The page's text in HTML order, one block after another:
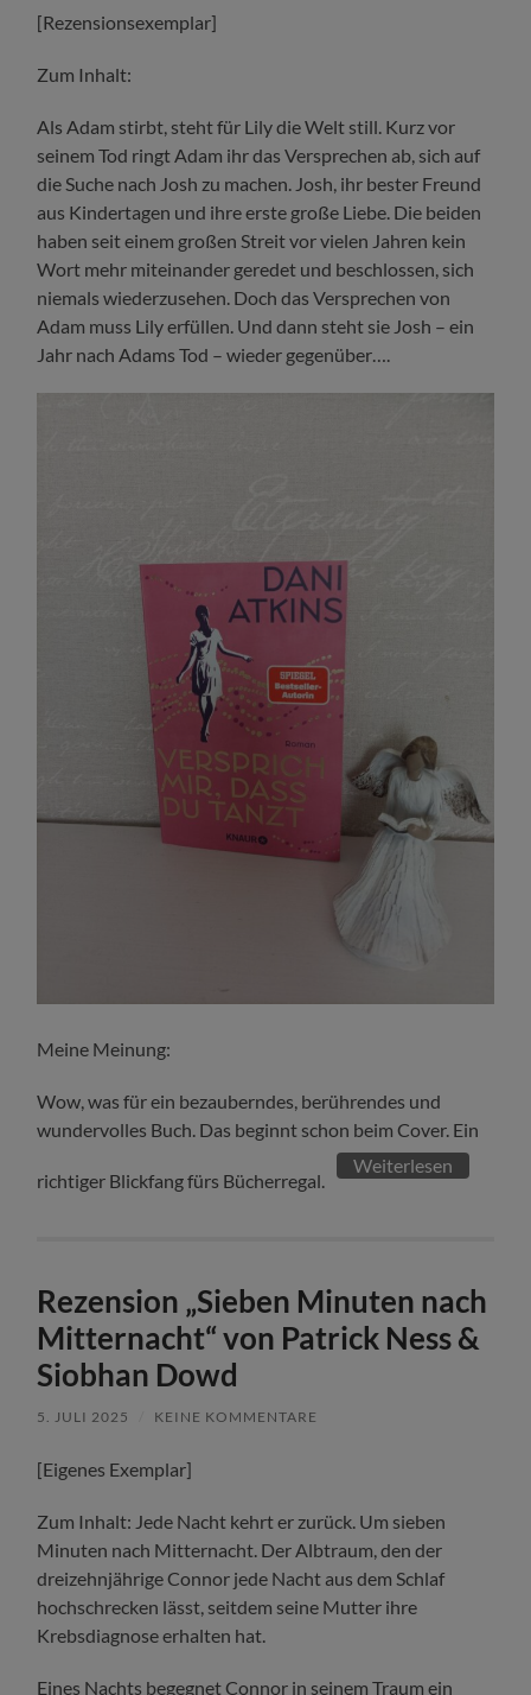
[Rezensionsexemplar]
Zum Inhalt:
Als Adam stirbt, steht für Lily die Welt still. Kurz vor
seinem Tod ringt Adam ihr das Versprechen ab, sich auf
die Suche nach Josh zu machen. Josh, ihr bester Freund
aus Kindertagen und ihre erste große Liebe. Die beiden
haben seit einem großen Streit vor vielen Jahren kein
Wort mehr miteinander geredet und beschlossen, sich
niemals wiederzusehen. Doch das Versprechen von
Adam muss Lily erfüllen. Und dann steht sie Josh – ein
Jahr nach Adams Tod – wieder gegenüber….
Meine Meinung:
Wow, was für ein bezauberndes, berührendes und
wundervolles Buch. Das beginnt schon beim Cover. Ein
richtiger Blickfang fürs Bücherregal.
Weiterlesen
Rezension „Sieben Minuten nach
Mitternacht“ von Patrick Ness &
Siobhan Dowd
5. JULI 2025 KEINE KOMMENTARE
[Eigenes Exemplar]
Zum Inhalt: Jede Nacht kehrt er zurück. Um sieben
Minuten nach Mitternacht. Der Albtraum, den der
dreizehnjährige Connor jede Nacht aus dem Schlaf
hochschrecken lässt, seitdem seine Mutter ihre
Krebsdiagnose erhalten hat.
Eines Nachts begegnet Connor in seinem Traum ein